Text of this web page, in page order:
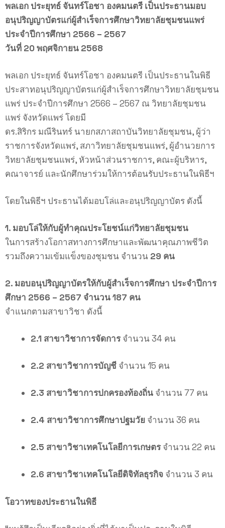
พลเอก ประยุทธ์ จันทร์โอชา องคมนตรี เป็นประธานมอบ
อนุปริญญาบัตรแก่ผู้สำเร็จการศึกษาวิทยาลัยชุมชนแพร่
ประจำปีการศึกษา 2566 – 2567
วันที่ 20 พฤศจิกายน 2568
พลเอก ประยุทธ์ จันทร์โอชา องคมนตรี เป็นประธานในพิธี
ประสาทอนุปริญญาบัตรแก่ผู้สำเร็จการศึกษาวิทยาลัยชุมชน
แพร่ ประจำปีการศึกษา 2566 – 2567 ณ วิทยาลัยชุมชน
แพร่ จังหวัดแพร่ โดยมี
ดร.สิริกร มณีรินทร์ นายกสภาสถาบันวิทยาลัยชุมชน, ผู้ว่า
ราชการจังหวัดแพร่, สภาวิทยาลัยชุมชนแพร่, ผู้อำนวยการ
วิทยาลัยชุมชนแพร่, หัวหน้าส่วนราชการ, คณะผู้บริหาร,
คณาจารย์ และนักศึกษาร่วมให้การต้อนรับประธานในพิธีฯ
โดยในพิธีฯ ประธานได้มอบโล่และอนุปริญญาบัตร ดังนี้
1. มอบโล่ให้กับผู้ทำคุณประโยชน์แก่วิทยาลัยชุมชน
ในการสร้างโอกาสทางการศึกษาและพัฒนาคุณภาพชีวิต
รวมถึงความเข้มแข็งของชุมชน จำนวน 29 คน
2. มอบอนุปริญญาบัตรให้กับผู้สำเร็จการศึกษา ประจำปีการ
ศึกษา 2566 – 2567 จำนวน 187 คน
จำแนกตามสาขาวิชา ดังนี้
2.1 สาขาวิชาการจัดการจำนวน 34 คน
2.2 สาขาวิชาการบัญชี จำนวน 15 คน
2.3 สาขาวิชาการปกครองท้องถิ่น จำนวน 77 คน
2.4 สาขาวิชาการศึกษาปฐมวัย จำนวน 36 คน
2.5 สาขาวิชาเทคโนโลยีการเกษตรจำนวน 22 คน
2.6 สาขาวิชาเทคโนโลยีดิจิทัลธุรกิจ จำนวน 3 คน
โอวาทของประธานในพิธี